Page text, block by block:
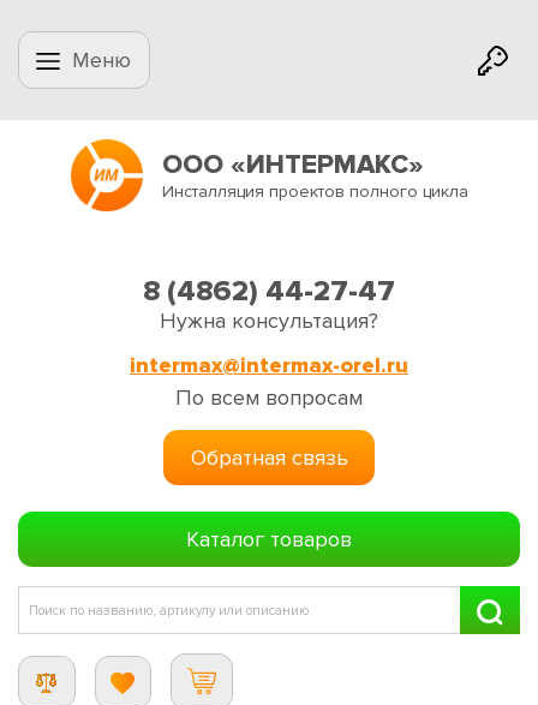
Меню
ООО «ИНТЕРМАКС»
Инсталляция проектов полного цикла
8 (4862) 44-27-47
Нужна консультация?
intermax@intermax-orel.ru
По всем вопросам
Обратная связь
Каталог товаров